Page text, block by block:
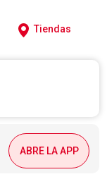
Tiendas
ABRE LA APP